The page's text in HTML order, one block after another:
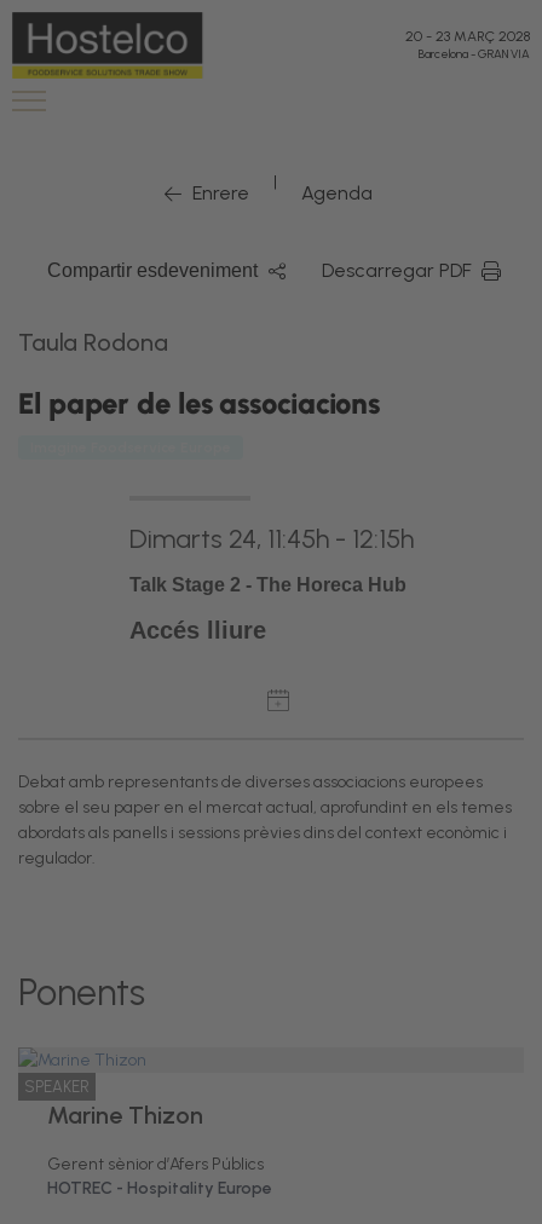
20 - 23 MARÇ 2028
Barcelona-GRAN VIA
Enrere | Agenda
Compartir esdeveniment Descarregar PDF
Taula Rodona
El paper de les associacions
Dimarts 24, 11:45h - 12:15h
Talk Stage 2 - The Horeca Hub
Accés lliure
Debat amb representants de diverses associacions europees
sobre el seu paper en el mercat actual, aprofundint en els temes
abordats als panells i sessions prèvies dins del context econòmic i
regulador.
Ponents
SPEAKER
Marine Thizon
Gerent sènior d’Afers Públics
HOTREC - Hospitality Europe